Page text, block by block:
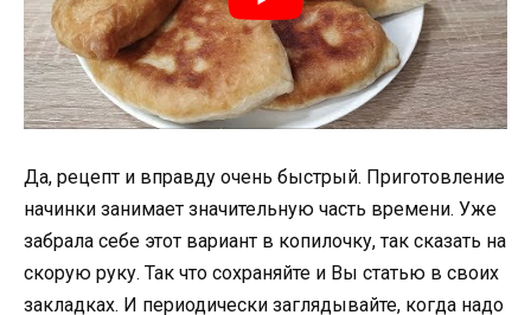
Да, рецепт и вправду очень быстрый. Приготовление
начинки занимает значительную часть времени. Уже
забрала себе этот вариант в копилочку, так сказать на
скорую руку. Так что сохраняйте и Вы статью в своих
закладках. И периодически заглядывайте, когда надо